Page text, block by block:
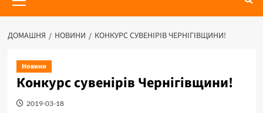
ДОМАШНЯ НОВИНИ КОНКУРС СУВЕНІРІВ ЧЕРНІГІВЩИНИ!
Новини
Конкурс сувенірів Чернігівщини!
2019-03-18